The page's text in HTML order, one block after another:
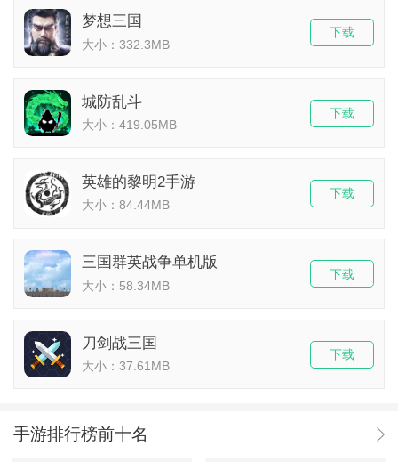
梦想三国
大小：332.3MB
下载
城防乱斗
大小：419.05MB
下载
英雄的黎明2手游
大小：84.44MB
下载
三国群英战争单机版
大小：58.34MB
下载
刀剑战三国
大小：37.61MB
下载
手游排行榜前十名